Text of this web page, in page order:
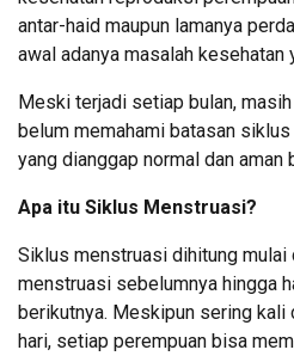
antar-haid maupun lamanya
awal adanya masalah kesehatan
Meski terjadi setiap bulan,
belum memahami batasan
yang dianggap normal dan aman
Apa itu Siklus Menstruasi?
Siklus menstruasi dihitung mulai
menstruasi sebelumnya hingga
berikutnya. Meskipun sering kali
hari, setiap perempuan bisa